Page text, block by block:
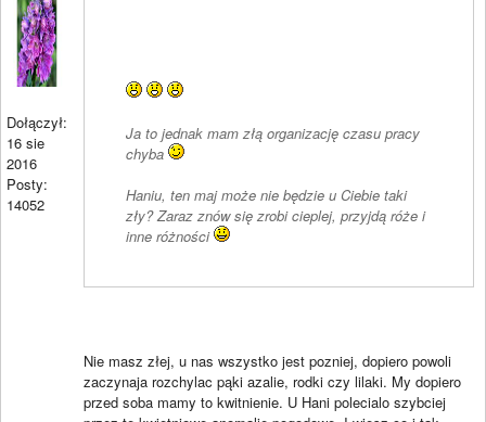
Dołączył:
16 sie
2016
Posty:
14052
Ja to jednak mam złą organizację czasu pracy
chyba
Haniu, ten maj może nie będzie u Ciebie taki
zły? Zaraz znów się zrobi cieplej, przyjdą róże i
inne różności
Nie masz złej, u nas wszystko jest pozniej, dopiero powoli
zaczynaja rozchylac pąki azalie, rodki czy lilaki. My dopiero
przed soba mamy to kwitnienie. U Hani polecialo szybciej